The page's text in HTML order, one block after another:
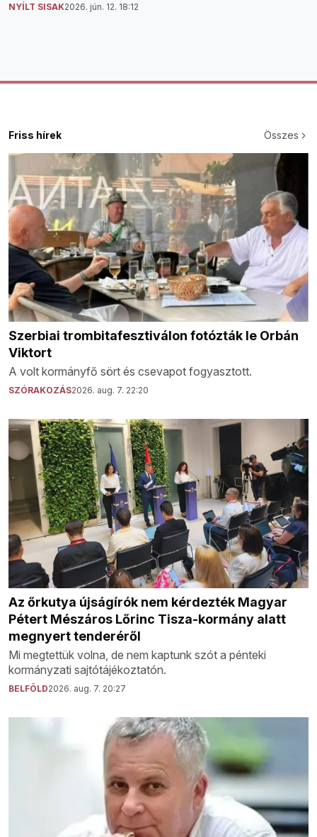
NYÍLT SISAK2026. jún. 12. 18:12
Friss hírek Összes
Szerbiai trombitafesztiválon fotózták le Orbán
Viktort
A volt kormányfő sört és csevapot fogyasztott.
SZÓRAKOZÁS2026. aug. 7. 22:20
Az őrkutya újságírók nem kérdezték Magyar
Pétert Mészáros Lőrinc Tisza-kormány alatt
megnyert tenderéről
Mi megtettük volna, de nem kaptunk szót a pénteki
kormányzati sajtótájékoztatón.
BELFÖLD2026. aug. 7. 20:27